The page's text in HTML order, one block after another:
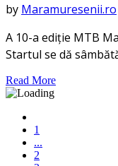
by Maramuresenii.ro
A 10-a ediție MTB
Startul se dă
Read More
1
...
2